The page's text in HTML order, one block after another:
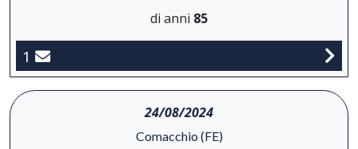
di anni 85
1
24/08/2024
Comacchio (FE)